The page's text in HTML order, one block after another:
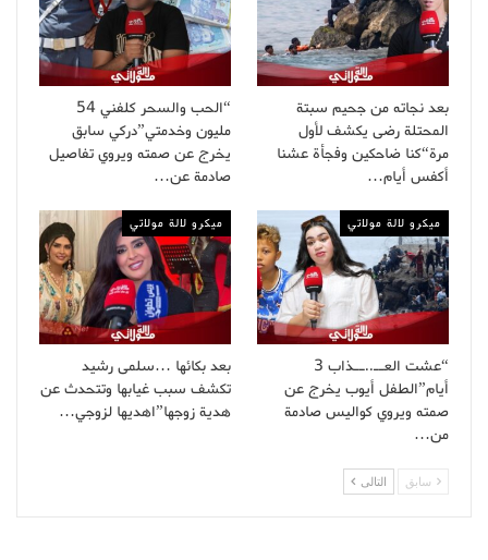
بعد نجاته من جحيم سبتة
المحتلة رضى يكشف لأول
مرة“كنا ضاحكين وفجأة عشنا
أكفس أيام…
“الحب والسحر كلفني 54
مليون وخدمتي”دركي سابق
يخرج عن صمته ويروي تفاصيل
صادمة عن…
ميكرو لالة مولاتي
“عشت العــ..ــذاب 3
أيام”الطفل أيوب يخرج عن
صمته ويروي كواليس صادمة
من…
ميكرو لالة مولاتي
بعد بكائها …سلمى رشيد
تكشف سبب غيابها وتتحدث عن
هدية زوجها”اهديها لزوجي…
سابق التالى